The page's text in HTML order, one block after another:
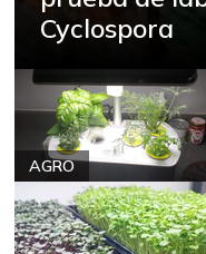
Cyclospora
AGRO